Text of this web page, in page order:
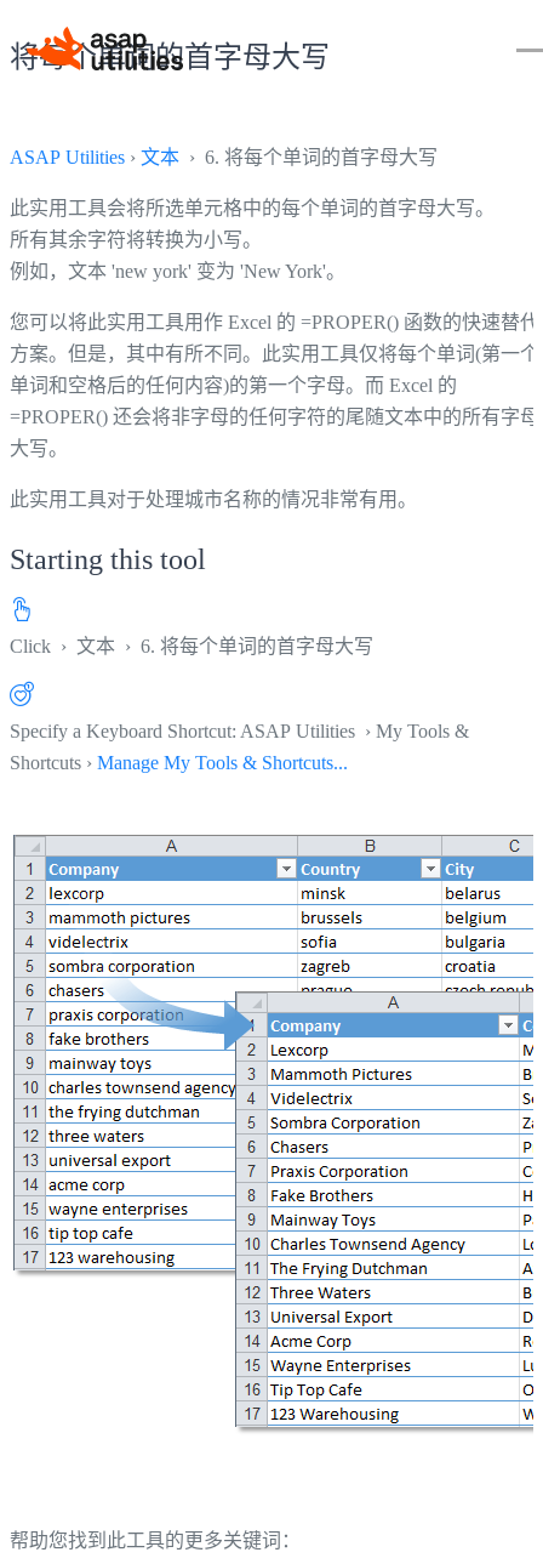
将每个单词的首字母大写
ASAP Utilities › 文本 › 6. 将每个单词的首字母大写
此实用工具会将所选单元格中的每个单词的首字母大写。
所有其余字符将转换为小写。
例如，文本 'new york' 变为 'New York'。
您可以将此实用工具用作 Excel 的 =PROPER() 函数的快速替代
方案。但是，其中有所不同。此实用工具仅将每个单词(第一个
单词和空格后的任何内容)的第一个字母。而 Excel 的
=PROPER() 还会将非字母的任何字符的尾随文本中的所有字母
大写。
此实用工具对于处理城市名称的情况非常有用。
Starting this tool
Click › 文本 › 6. 将每个单词的首字母大写
Specify a Keyboard Shortcut: ASAP Utilities › My Tools &
Shortcuts › Manage My Tools & Shortcuts...
帮助您找到此工具的更多关键词：